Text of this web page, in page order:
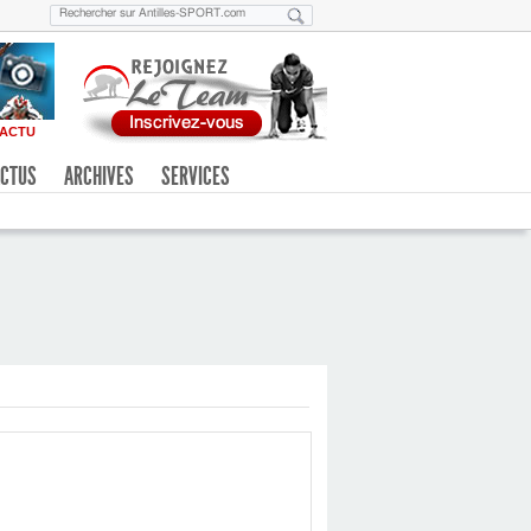
ARCHIVES SERVICES